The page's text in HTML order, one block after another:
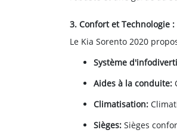
3. Confort et Technologie
Le Kia Sorento 2020
Système
Aides à la conduite:
Climatisation:
Sièges: Sièges